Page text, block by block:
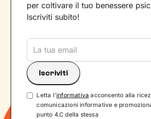
per coltivare il tuo benessere
Iscriviti subito!
Letta l'informativa acconsento alla
comunicazioni informative e
punto 4.C della stessa